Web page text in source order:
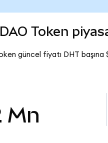
Token
güncel fiyatı DHT
Mn